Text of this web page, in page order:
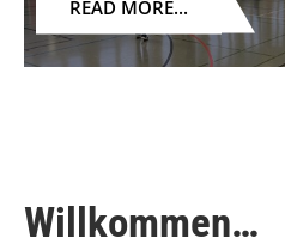
READ MORE...
Willkommen…